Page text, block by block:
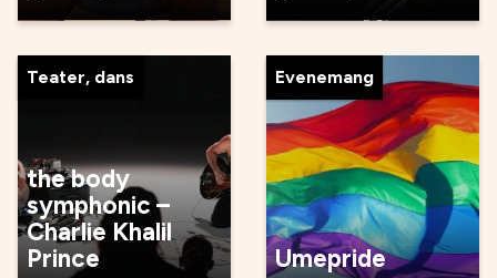
Teater, dans
the body
symphonic –
Charlie Khalil
Prince
Evenemang
Umepride